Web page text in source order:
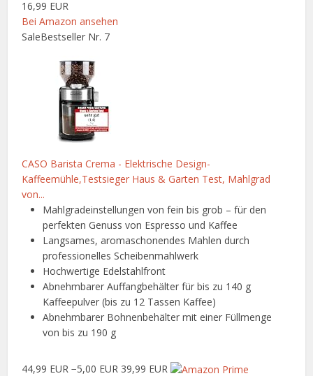
16,99 EUR
Bei Amazon ansehen
SaleBestseller Nr. 7
CASO Barista Crema - Elektrische Design-
Kaffeemühle,Testsieger Haus & Garten Test, Mahlgrad
von...
Mahlgradeinstellungen von fein bis grob – für den
perfekten Genuss von Espresso und Kaffee
Langsames, aromaschonendes Mahlen durch
professionelles Scheibenmahlwerk
Hochwertige Edelstahlfront
Abnehmbarer Auffangbehälter für bis zu 140 g
Kaffeepulver (bis zu 12 Tassen Kaffee)
Abnehmbarer Bohnenbehälter mit einer Füllmenge
von bis zu 190 g
44,99 EUR −5,00 EUR 39,99 EUR